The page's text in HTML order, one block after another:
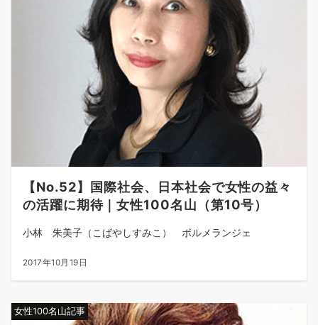
【No.52】国際社会、日本社会で女性の益々
の活躍に期待｜女性100名山（第10号）
小林 朱美子（こばやしすみこ） ボルメランジェ
2017年10月19日
女性100名山記事